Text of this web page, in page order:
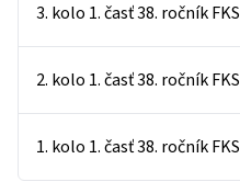
3. kolo 1. časť 38. ročník FKS
2. kolo 1. časť 38. ročník FKS
1. kolo 1. časť 38. ročník FKS